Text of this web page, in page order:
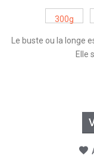
300g
Le buste ou la longe
Elle